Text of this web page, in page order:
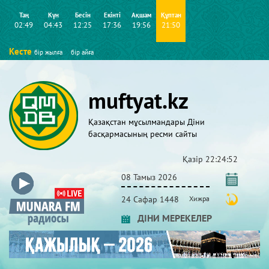
Таң
02:49
Күн
04:43
Бесін
12:25
Екінті
17:36
Ақшам
19:56
Құптан
21:50
Кесте бір жылға бір айға
muftyat.kz
Қазақстан мұсылмандары Діни
басқармасының ресми сайты
Қазір 22:24:52
08 Тамыз 2026
24 Сафар 1448 Хижра
ДІНИ МЕРЕКЕЛЕР